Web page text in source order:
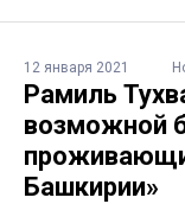
12 января 2021
Рамиль
возможной
Башкирии»